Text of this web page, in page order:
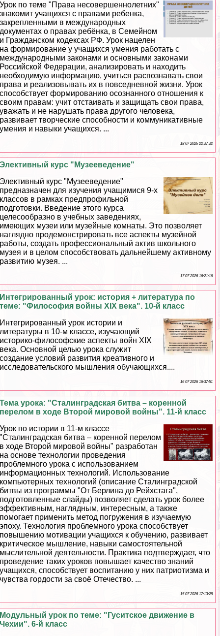
Урок по теме "Права несовершеннолетних"
знакомит учащихся с правами ребенка,
закрепленными в международных
документах о правах ребёнка, в Семейном
и Гражданском кодексах РФ. Урок нацелен
на формирование у учащихся умения работать с
международными законами и основными законами
Российской Федерации, анализировать и находить
необходимую информацию, учиться распознавать свои
права и реализовывать их в повседневной жизни. Урок
способствует формированию осознанного отношения к
своим правам: учит отстаивать и защищать свои права,
уважать и не нарушать права другого человека,
развивает творческие способности и коммуникативные
умения и навыки учащихся. ...
18 07 2026 22:37:32
Элективный курс "Музееведение"
Элективный курс "Музееведение"
предназначен для изучения учащимися 9-х
классов в рамках предпрофильной
подготовки. Введение этого курса
целесообразно в учебных заведениях,
имеющих музеи или музейные комнаты. Это позволяет
наглядно продемонстрировать все аспекты музейной
работы, создать профессиональный актив школьного
музея и в целом способствовать дальнейшему активному
развитию музея. ...
17 07 2026 16:21:16
Интегрированный урок: история + литература по
теме: "Философия войны XIX века". 10-й класс
Интегрированный урок истории и
литературы в 10-м классе, изучающий
историко-философские аспекты войн XIX
века. Основной целью урока служит
создание условий развития креативного и
исследовательского мышления обучающихся....
16 07 2026 16:37:51
Тема урока: "Сталинградская битва – коренной
перелом в ходе Второй мировой войны". 11-й класс
Урок по истории в 11-м классе
"Сталинградская битва – коренной перелом
в ходе Второй мировой войны" разработан
на основе технологии проведения
проблемного урока с использованием
информационных технологий. Использование
компьютерных технологий (описание Сталинградской
битвы из программы "От Берлина до Рейхстага",
подготовленные слайды) позволяет сделать урок более
эффективным, наглядным, интересным, а также
помогает применить метод погружения в изучаемую
эпоху. Технология проблемного урока способствует
повышению мотивации учащихся к обучению, развивает
критическое мышление, навыки самостоятельной
мыслительной деятельности. Пpaктика подтверждает, что
проведение таких уроков повышает качество знаний
учащихся, способствует воспитанию у них патриотизма и
чувства гордости за своё Отечество. ...
15 07 2026 17:13:28
Модульный урок по теме: "Гуситское движение в
Чехии". 6-й класс